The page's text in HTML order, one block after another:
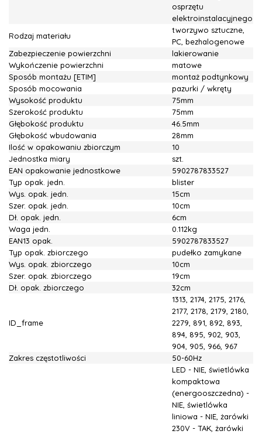
osprzętu
elektroinstalacyjnego
Rodzaj materiału
tworzywo sztuczne,
PC, bezhalogenowe
Zabezpieczenie powierzchni
lakierowanie
Wykończenie powierzchni
matowe
Sposób montażu [ETIM]
montaż podtynkowy
Sposób mocowania
pazurki / wkręty
Wysokość produktu
75mm
Szerokość produktu
75mm
Głębokość produktu
46.5mm
Głębokość wbudowania
28mm
Ilość w opakowaniu zbiorczym
10
Jednostka miary
szt.
EAN opakowanie jednostkowe
5902787833527
Typ opak. jedn.
blister
Wys. opak. jedn.
15cm
Szer. opak. jedn.
10cm
Dł. opak. jedn.
6cm
Waga jedn.
0.112kg
EAN13 opak.
5902787833527
Typ opak. zbiorczego
pudełko zamykane
Wys. opak. zbiorczego
10cm
Szer. opak. zbiorczego
19cm
Dł. opak. zbiorczego
32cm
ID_frame
1313, 2174, 2175, 2176,
2177, 2178, 2179, 2180,
2279, 891, 892, 893,
894, 895, 902, 903,
904, 905, 966, 967
Zakres częstotliwości
50-60Hz
LED - NIE, świetlówka
kompaktowa
(energooszczedna) -
NIE, świetlówka
liniowa - NIE, żarówki
230V - TAK, żarówki